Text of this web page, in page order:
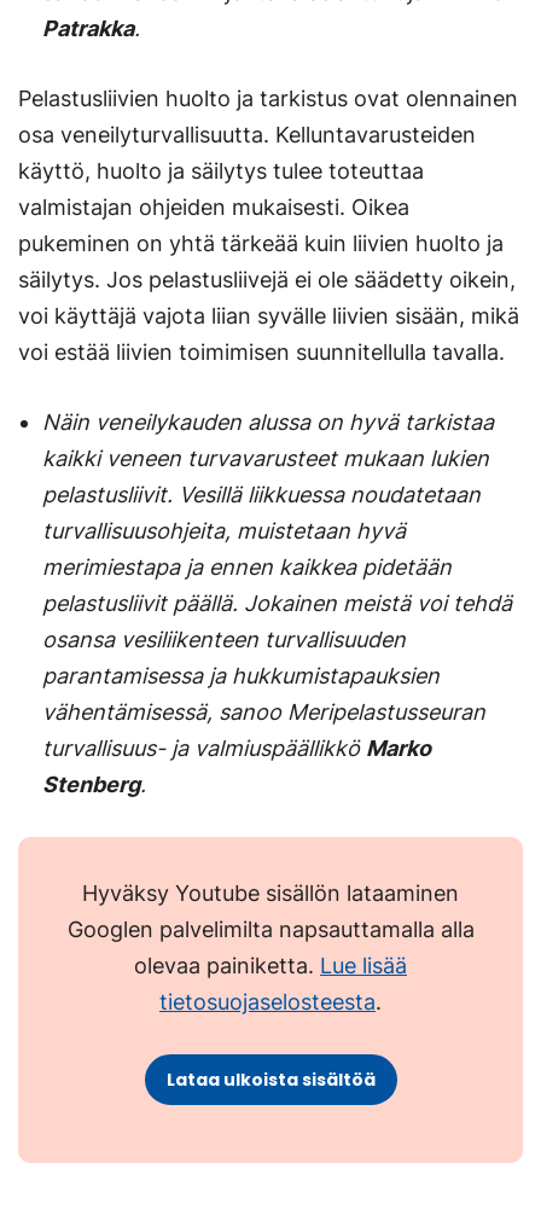
Patrakka.
Pelastusliivien huolto ja tarkistus ovat olennainen
osa veneilyturvallisuutta. Kelluntavarusteiden
käyttö, huolto ja säilytys tulee toteuttaa
valmistajan ohjeiden mukaisesti. Oikea
pukeminen on yhtä tärkeää kuin liivien huolto ja
säilytys. Jos pelastusliivejä ei ole säädetty oikein,
voi käyttäjä vajota liian syvälle liivien sisään, mikä
voi estää liivien toimimisen suunnitellulla tavalla.
Näin veneilykauden alussa on hyvä tarkistaa
kaikki veneen turvavarusteet mukaan lukien
pelastusliivit. Vesillä liikkuessa noudatetaan
turvallisuusohjeita, muistetaan hyvä
merimiestapa ja ennen kaikkea pidetään
pelastusliivit päällä. Jokainen meistä voi tehdä
osansa vesiliikenteen turvallisuuden
parantamisessa ja hukkumistapauksien
vähentämisessä, sanoo Meripelastusseuran
turvallisuus- ja valmiuspäällikkö Marko
Stenberg.
Hyväksy Youtube sisällön lataaminen
Googlen palvelimilta napsauttamalla alla
olevaa painiketta. Lue lisää
tietosuojaselosteesta.
Lataa ulkoista sisältöä